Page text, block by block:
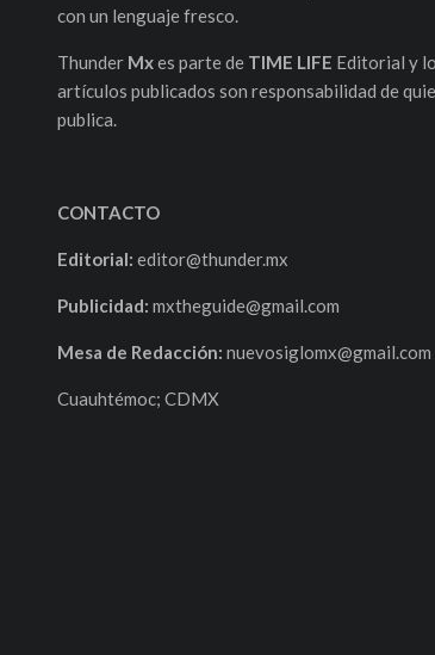
con un lenguaje fresco.
ThunderMxes parte de TIME LIFE Editorial y
artículos publicados son responsabilidad de
publica.
CONTACTO
Editorial: editor@thunder.mx
Publicidad: mxtheguide@gmail.com
Mesa de Redacción: nuevosiglomx@gmail.com
Cuauhtémoc; CDMX